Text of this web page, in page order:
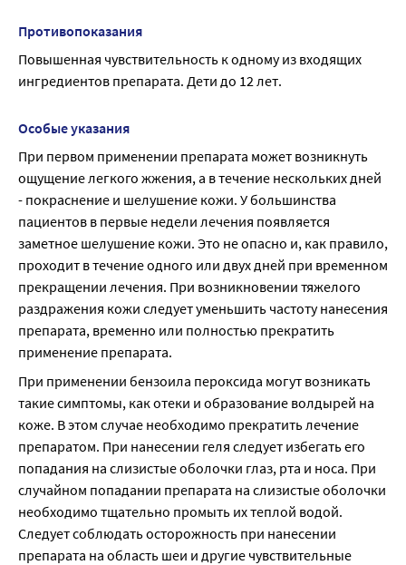
Противопоказания
Повышенная чувствительность к одному из входящих
ингредиентов препарата. Дети до 12 лет.
Особые указания
При первом применении препарата может возникнуть
ощущение легкого жжения, а в течение нескольких дней
- покраснение и шелушение кожи. У большинства
пациентов в первые недели лечения появляется
заметное шелушение кожи. Это не опасно и, как правило,
проходит в течение одного или двух дней при временном
прекращении лечения. При возникновении тяжелого
раздражения кожи следует уменьшить частоту нанесения
препарата, временно или полностью прекратить
применение препарата.
При применении бензоила пероксида могут возникать
такие симптомы, как отеки и образование волдырей на
коже. В этом случае необходимо прекратить лечение
препаратом. При нанесении геля следует избегать его
попадания на слизистые оболочки глаз, рта и носа. При
случайном попадании препарата на слизистые оболочки
необходимо тщательно промыть их теплой водой.
Следует соблюдать осторожность при нанесении
препарата на область шеи и другие чувствительные